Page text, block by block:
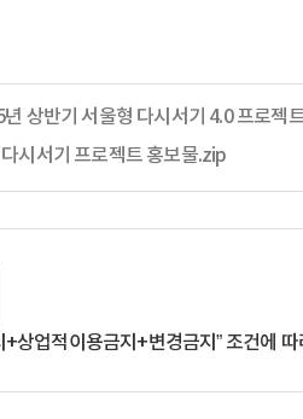
상반기 서울형 다시서기 4.0 프로젝
시서기 프로젝트 홍보물.zip
상업적이용금지+변경금지” 조건에